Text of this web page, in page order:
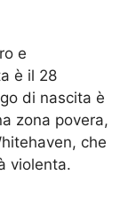
e
è il 28
di nascita è
zona povera,
che
violenta.